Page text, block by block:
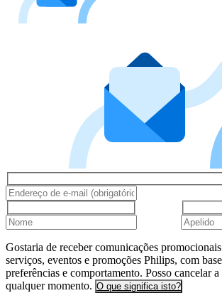
Gostaria de receber comunicações
serviços, eventos e promoções Philips, com
preferências e comportamento. Posso cancelar a
qualquer momento. O que significa isto?